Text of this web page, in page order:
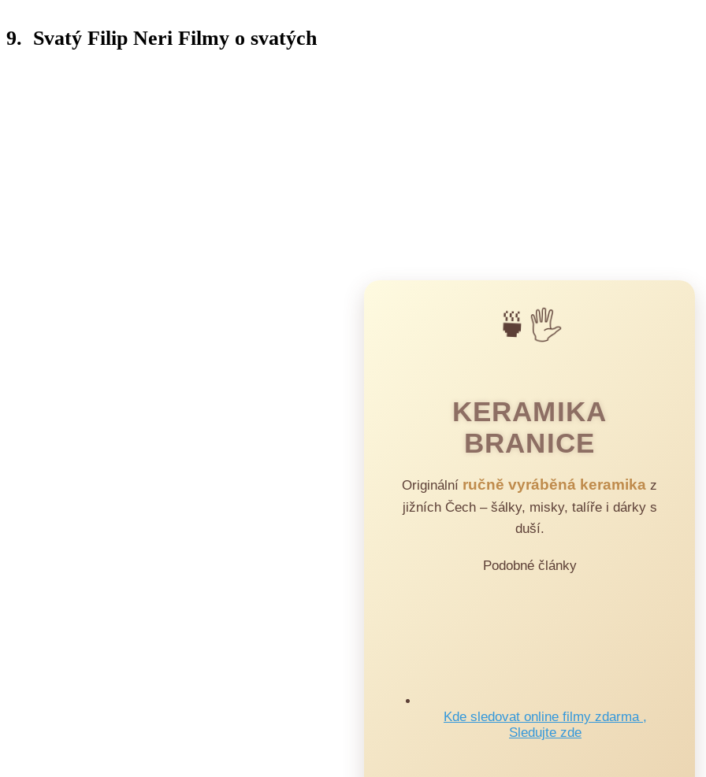
9. Svatý Filip Neri Filmy o svatých
🍵🖐️
KERAMIKA
BRANICE
Originální ručně vyráběná keramika z
jižních Čech – šálky, misky, talíře i dárky s
duší.
Podobné články
Kde sledovat online filmy zdarma ,
Sledujte zde